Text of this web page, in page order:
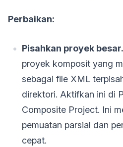
Perbaikan:
Pisahkan proyek besar.
proyek komposit yang
sebagai file XML
direktori. Aktifkan ini di
Composite Project. Ini
pemuatan parsial dan
cepat.